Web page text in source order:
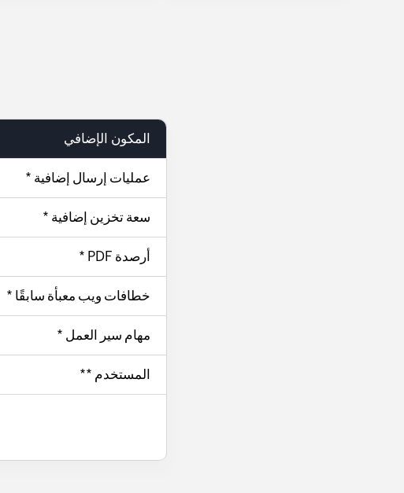
المكون الإضافي
عمليات إرسال إضافية *
سعة تخزين إضافية *
أرصدة PDF *
خطافات ويب معبأة سابقًا *
مهام سير العمل *
المستخدم **